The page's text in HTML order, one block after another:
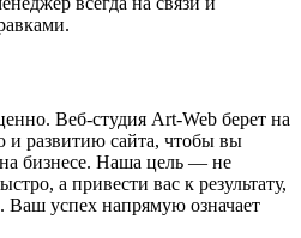
Веб-студия Art-Web берет на
и развитию сайта, чтобы вы
бизнесе. Наша цель — не
а привести вас к результату,
Ваш успех напрямую означает